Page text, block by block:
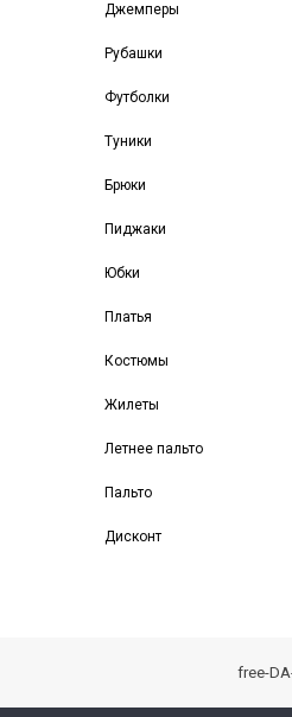
Джемперы
Рубашки
Футболки
Туники
Брюки
Пиджаки
Юбки
Платья
Костюмы
Жилеты
Летнее пальто
Пальто
Дисконт
free-